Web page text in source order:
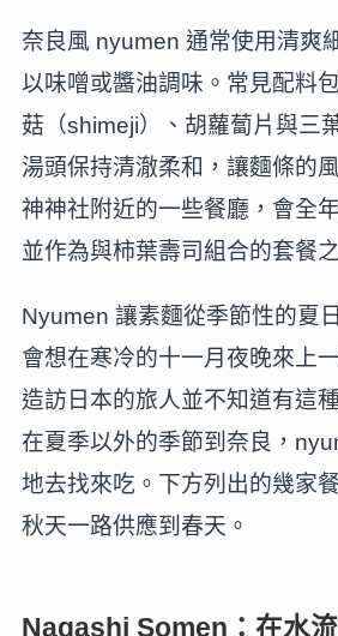
奈良風 nyumen 通常使用清爽
以味噌或醬油調味。常見配料
菇（shimeji）、胡蘿蔔片與三
湯頭保持清澈柔和，讓麵條的
神神社附近的一些餐廳，會全
並作為與柿葉壽司組合的套餐
Nyumen 讓素麵從季節性的夏
會想在寒冷的十一月夜晚來上
造訪日本的旅人並不知道有這
在夏季以外的季節到奈良，
地去找來吃。下方列出的幾家
秋天一路供應到春天。
Nagashi Somen：在水